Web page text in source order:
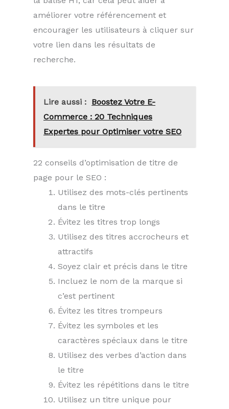
améliorer votre référencement et
encourager les utilisateurs à cliquer sur
votre lien dans les résultats de
recherche.
Lire aussi : Boostez Votre E-
Commerce : 20 Techniques
Expertes pour Optimiser votre SEO
22 conseils d’optimisation de titre de
page pour le SEO :
Utilisez des mots-clés pertinents
dans le titre
Évitez les titres trop longs
Utilisez des titres accrocheurs et
attractifs
Soyez clair et précis dans le titre
Incluez le nom de la marque si
c’est pertinent
Évitez les titres trompeurs
Évitez les symboles et les
caractères spéciaux dans le titre
Utilisez des verbes d’action dans
le titre
Évitez les répétitions dans le titre
Utilisez un titre unique pour